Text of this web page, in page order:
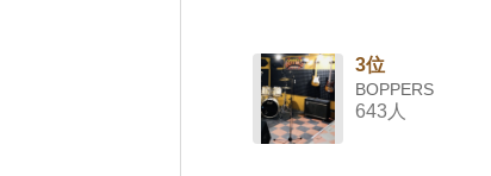
3位
BOPPERS
643人